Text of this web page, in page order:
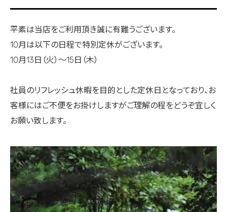
平素は当店をご利用頂き誠に有難うございます。
10月は以下の日程で特別定休がございます。
10月13日（火）～15日（木）
社員のリフレッシュ休暇を目的とした定休日となっており、お
客様にはご不便をお掛けしますがご理解の程をどうぞ宜しく
お願い致します。